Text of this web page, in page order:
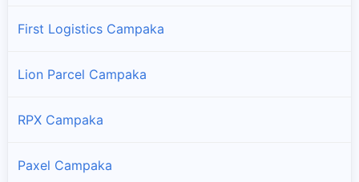
First Logistics Campaka
Lion Parcel Campaka
RPX Campaka
Paxel Campaka